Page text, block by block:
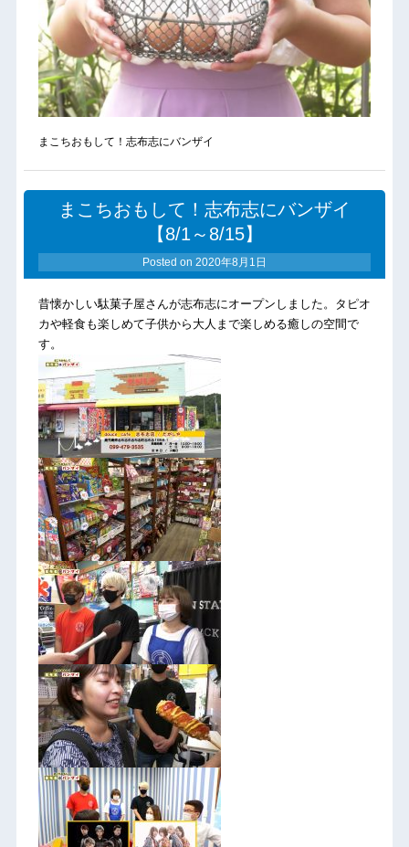
まこちおもして！志布志にバンザイ
まこちおもして！志布志にバンザイ
【8/1～8/15】
Posted on 2020年8月1日
昔懐かしい駄菓子屋さんが志布志にオープンしました。タピオ
カや軽食も楽しめて子供から大人まで楽しめる癒しの空間で
す。